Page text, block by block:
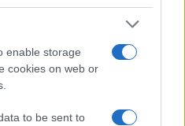
enable storage
cookies on web or
to be sent to